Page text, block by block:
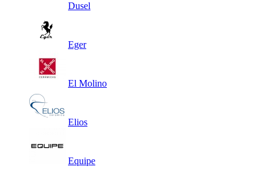
Dusel
Eger
El Molino
Elios
Equipe